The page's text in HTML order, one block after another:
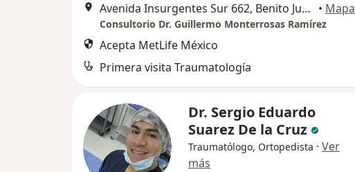
Avenida Insurgentes Sur 662, Benito Juárez • Mapa
Consultorio Dr. Guillermo Monterrosas Ramírez
Acepta MetLife México
Primera visita Traumatología
Dr. Sergio Eduardo
Suarez De la Cruz
Traumatólogo, Ortopedista · Ver
más